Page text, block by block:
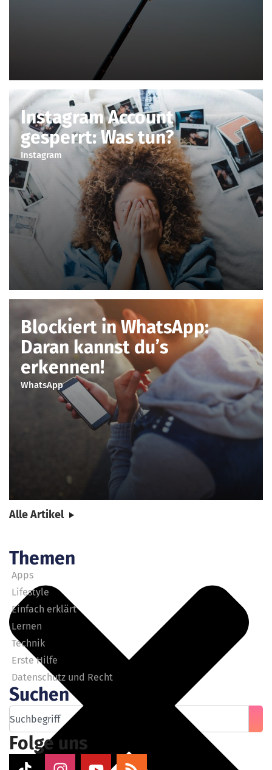
Instagram Account
gesperrt: Was tun?
Instagram
Blockiert in WhatsApp:
Daran kannst du’s
erkennen!
WhatsApp
Alle Artikel
Themen
Apps
Lifestyle
Einfach erklärt
Lernen
Technik
Erste Hilfe
Datenschutz und Recht
Suchen
Folge uns